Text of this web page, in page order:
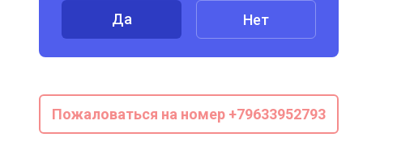
Да Нет
Пожаловаться на номер +79633952793